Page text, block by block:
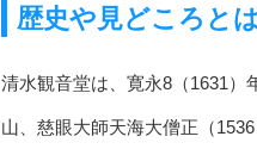
歴史や見どころと
清水観音堂は、寛永8（1631）
山、慈眼大師天海大僧正（